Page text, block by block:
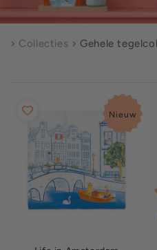
Collecties Gehele
Nieuw